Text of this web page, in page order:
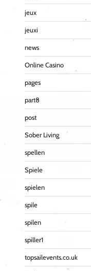
jeux
jeuxi
news
Online Casino
pages
part8
post
Sober Living
spellen
Spiele
spielen
spile
spilen
spiller1
topsailevents.co.uk